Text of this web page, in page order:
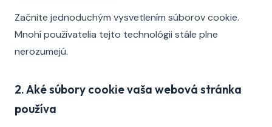
Začnite jednoduchým vysvetlením súborov cookie.
Mnohí používatelia tejto technológii stále plne
nerozumejú.
2. Aké súbory cookie vaša webová stránka
používa